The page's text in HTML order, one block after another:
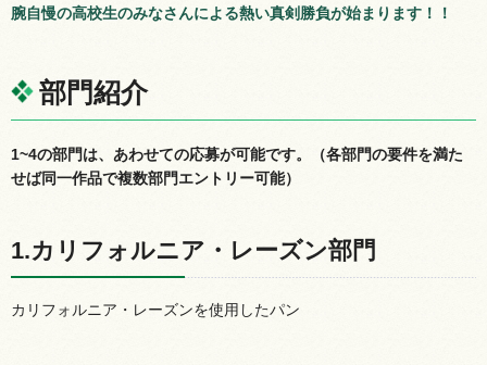
腕自慢の高校生のみなさんによる熱い真剣勝負が始まります！！
部門紹介
1~4の部門は、あわせての応募が可能です。（各部門の要件を満た
せば同一作品で複数部門エントリー可能）
1.カリフォルニア・レーズン部門
カリフォルニア・レーズンを使用したパン